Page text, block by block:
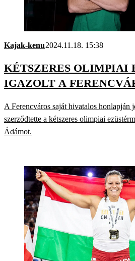
Kajak-kenu2024.11.18. 15:38
KÉTSZERES OLIMPIAI
IGAZOLT A
A Ferencváros saját hivatalos honlapján
szerződtette a kétszeres olimpiai
Ádámot.